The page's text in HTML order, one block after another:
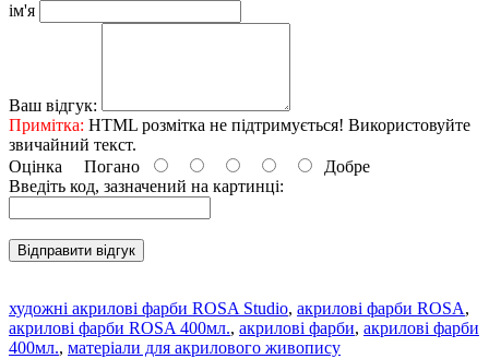
ім'я
Ваш відгук:
Примітка: HTML розмітка не підтримується! Використовуйте
звичайний текст.
Оцінка Погано
Добре
Введіть код, зазначений на картинці:
Відправити відгук
художні акрилові фарби ROSA Studio, акрилові фарби ROSA,
акрилові фарби ROSA 400мл., акрилові фарби, акрилові фарби
400мл., матеріали для акрилового живопису